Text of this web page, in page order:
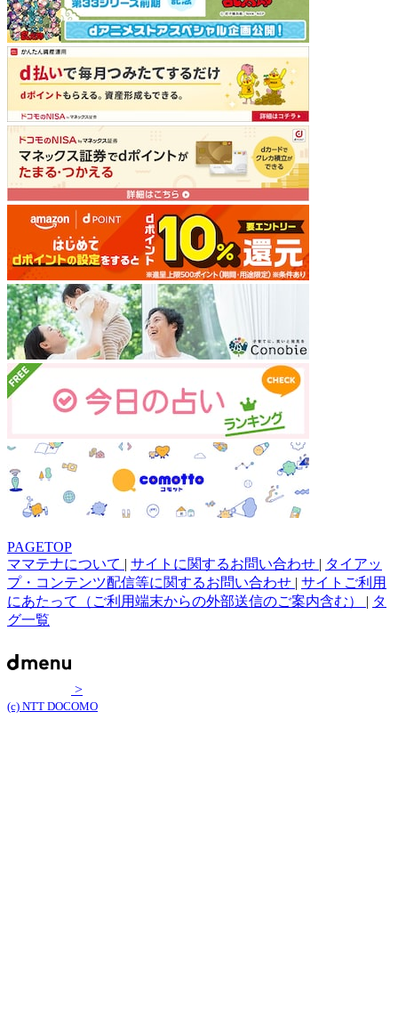
PAGETOP
ママテナについて | サイトに関するお問い合わせ | タイアッ
プ・コンテンツ配信等に関するお問い合わせ | サイトご利用
にあたって（ご利用端末からの外部送信のご案内含む） | タ
グ一覧
>
(c) NTT DOCOMO